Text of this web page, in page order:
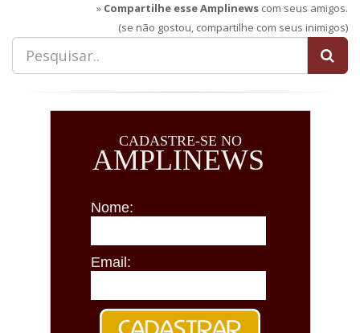
» Compartilhe esse Amplinews com seus amigos.
(se não gostou, compartilhe com seus inimigos)
CADASTRE-SE NO
AMPLINEWS
Nome:
Email: